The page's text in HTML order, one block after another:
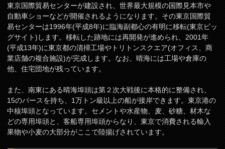
東京国際貿易センターが建設され、世界最大規模の国際見本市や
自動車ショーなどが開催されるようになります。その東京国際貿
易センターは1996年(平成8年)に臨海副都心の有明に移転(東京ビッ
グサイト)します。移転した跡地には再開発が進められ、2001年
(平成13年)に東京都の清掃工場やトリトンスクエア(オフィス、商
業店舗の複合施設)が完成します。なお、晴海には工場や倉庫の
他、住宅団地が残っています。
また、南東にある晴海埠頭は第２次大戦後に本格的に整備され、
15のバースを持ち、1万トン級以上の船が接岸できます。東京港の
中核埠頭となっています。セメントや水産物、麦、砂糖、材木な
どの専用埠頭と、客船専用埠頭からなり、東京で消費される輸入
果物や小麦の大部分がここで陸揚げされています。